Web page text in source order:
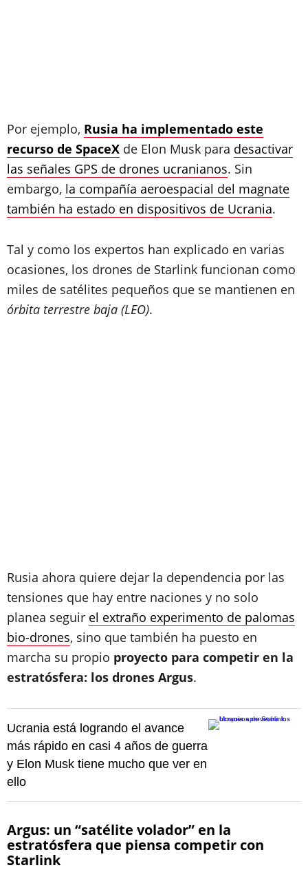
Por ejemplo, Rusia ha implementado este
recurso de SpaceX de Elon Musk para desactivar
las señales GPS de drones ucranianos. Sin
embargo, la compañía aeroespacial del magnate
también ha estado en dispositivos de Ucrania.
Tal y como los expertos han explicado en varias
ocasiones, los drones de Starlink funcionan como
miles de satélites pequeños que se mantienen en
órbita terrestre baja (LEO).
Rusia ahora quiere dejar la dependencia por las
tensiones que hay entre naciones y no solo
planea seguir el extraño experimento de palomas
bio-drones, sino que también ha puesto en
marcha su propio proyecto para competir en la
estratósfera: los drones Argus.
Ucrania está logrando el avance
más rápido en casi 4 años de guerra
y Elon Musk tiene mucho que ver en
ello
Argus: un “satélite volador” en la
estratósfera que piensa competir con
Starlink